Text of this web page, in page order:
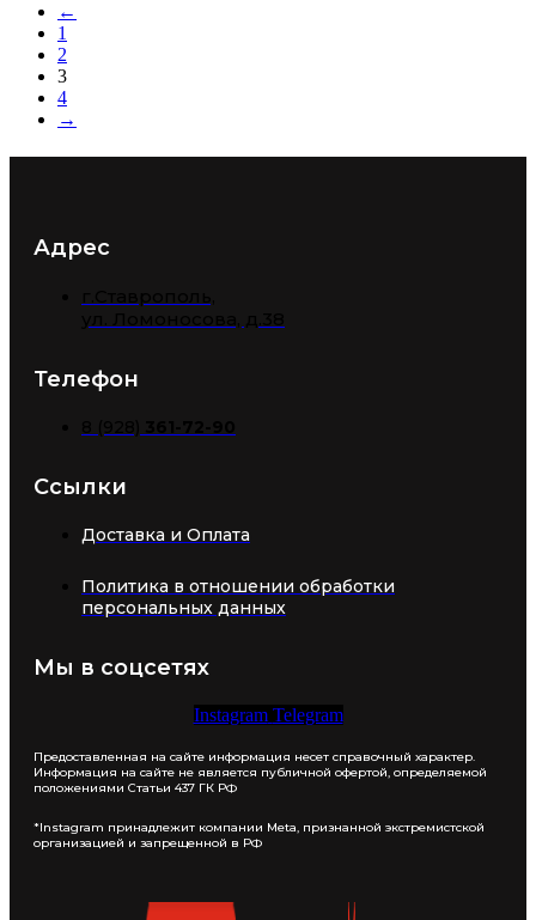
←
1
2
3
4
→
Адрес
Телефон
Ссылки
Доставка и Оплата
Политика в отношении обработки
персональных данных
Мы в соцсетях
Instagram Telegram
Предоставленная на сайте информация несет справочный характер.
Информация на сайте не является публичной офертой, определяемой
положениями Статьи 437 ГК РФ
*Instagram принадлежит компании Meta, признанной экстремистской
организацией и запрещенной в РФ